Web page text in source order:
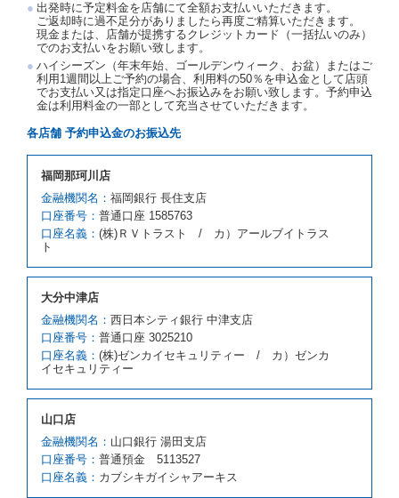
たものとします。この場合、当社は受領済の予約申込
金を返還するものとします。
第５条（代替レンタカー）
当社は、借受人から予約のあった車種クラスのレンタ
カーを貸し渡すことができないときは、予約と異なる
車種クラスのレンタカー（以下「代替レンタカー」と
いいます。）の貸渡しを申し入れることができるもの
とします。
クラスを除き予約時と同一の借受条件でレンタカー提
携先の代替レンタカーを貸し渡すものとします。な
お、代替レンタカーの貸渡料金が予約された車種クラ
スの貸渡料金より高くなるときは、予約した車種クラ
スの貸渡料金によるものとし、予約された車種クラス
借受人は、第１項の代替レンタカーの貸渡しの申入れ
を拒絶し、予約を取り消すことができるものとしま
す。
前項の場合、第１項の貸渡しをすることができない原
因が、当社の責に帰する事由によるときには第４条第
４項の予約の取消しとして取り扱い、当社は受領済の
予約申込金を返還するものとします。
原因が、当社の責に帰さない事由による時には第４条
第５項の予約の取消しとして取り扱い、当社は受領済
の予約申込金を返還するものとします。
第６条（免責）
出発時に予定料金を店舗にて全額お支払いいただきます。
ご返却時に過不足分がありましたら再度ご精算いただきます。
現金または、店舗が提携するクレジットカード（一括払いのみ）
でのお支払いをお願い致します。
ハイシーズン（年末年始、ゴールデンウィーク、お盆）またはご
利用1週間以上ご予約の場合、利用料の50％を申込金として店頭
でお支払い又は指定口座へお振込みをお願い致します。予約申込
金は利用料金の一部として充当させていただきます。
各店舗 予約申込金のお振込先
福岡那珂川店
金融機関名： 福岡銀行 長住支店
口座番号： 普通口座 1585763
口座名義： (株)ＲＶトラスト / カ）アールブイトラス
ト
大分中津店
金融機関名： 西日本シティ銀行 中津支店
口座番号： 普通口座 3025210
口座名義： (株)ゼンカイセキュリティー / カ）ゼンカ
イセキュリティー
山口店
金融機関名： 山口銀行 湯田支店
口座番号： 普通預金 5113527
口座名義： カブシキガイシャアーキス